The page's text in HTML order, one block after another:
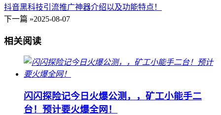
抖音黑科技引流推广神器介绍以及功能特点！
下一篇 »2025-08-07
相关阅读
闪闪探险记今日火爆公测，，矿工小能手二
台！预计要火爆全网！